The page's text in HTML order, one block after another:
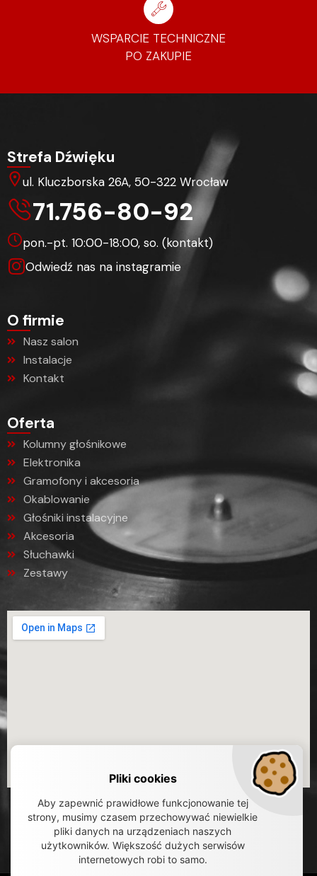
WSPARCIE TECHNICZNE
PO ZAKUPIE
Strefa Dźwięku
ul. Kluczborska 26A, 50-322 Wrocław
71.756-80-92
pon.-pt. 10:00-18:00, so. (kontakt)
Odwiedź nas na instagramie
O firmie
Nasz salon
Instalacje
Kontakt
Oferta
Kolumny głośnikowe
Elektronika
Gramofony i akcesoria
Okablowanie
Głośniki instalacyjne
Akcesoria
Słuchawki
Zestawy
Pliki cookies
Aby zapewnić prawidłowe funkcjonowanie tej
strony, musimy czasem przechowywać niewielkie
pliki danych na urządzeniach naszych
użytkowników. Większość dużych serwisów
internetowych robi to samo.